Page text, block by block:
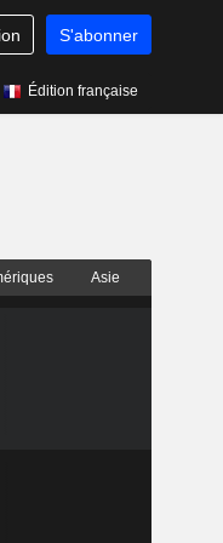
S'abonner
Édition française
Asie